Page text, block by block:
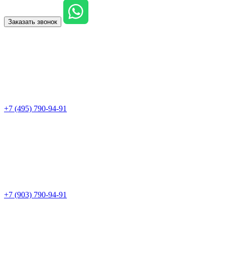
Заказать звонок
+7 (495) 790-94-91
+7 (903) 790-94-91